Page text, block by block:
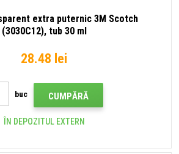
extra puternic 3M Scotch
(3030C12), tub 30 ml
28.48 lei
buc CUMPĂRĂ
ÎN DEPOZITUL EXTERN